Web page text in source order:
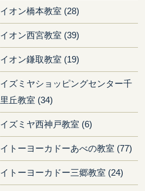
イオン橋本教室 (28)
イオン西宮教室 (39)
イオン鎌取教室 (19)
イズミヤショッピングセンター千
里丘教室 (34)
イズミヤ西神戸教室 (6)
イトーヨーカドーあべの教室 (77)
イトーヨーカドー三郷教室 (24)